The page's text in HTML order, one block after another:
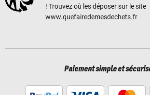
! Trouvez où les déposer sur le site
www.quefairedemesdechets.fr
Paiement simple et